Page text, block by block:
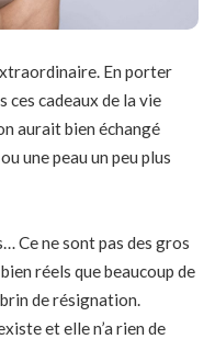
En porter
ces cadeaux de la vie
aurait bien échangé
une peau un peu plus
Ce ne sont pas des gros
réels que beaucoup de
de résignation.
et elle n’a rien de